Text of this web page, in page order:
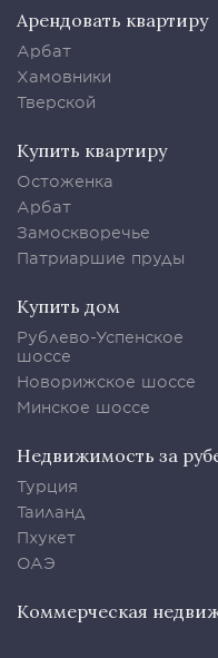
Арендовать квартиру
Арбат
Хамовники
Тверской
Купить квартиру
Остоженка
Арбат
Замоскворечье
Патриаршие пруды
Купить дом
Рублево-Успенское
шоссе
Новорижское шоссе
Минское шоссе
Недвижимость за
Турция
Таиланд
Пхукет
ОАЭ
Коммерческая